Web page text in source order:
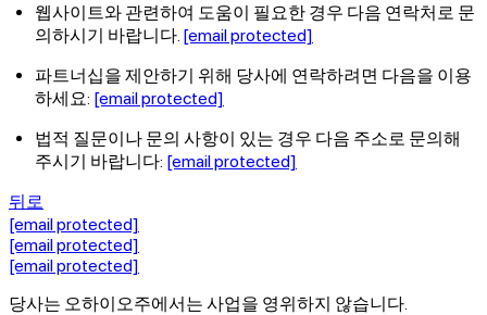
웹사이트와 관련하여 도움이 필요한 경우 다음 연락처로 문
의하시기 바랍니다. [email protected]
파트너십을 제안하기 위해 당사에 연락하려면 다음을 이용
하세요: [email protected]
법적 질문이나 문의 사항이 있는 경우 다음 주소로 문의해
주시기 바랍니다: [email protected]
뒤로
[email protected]
[email protected]
[email protected]
당사는 오하이오주에서는 사업을 영위하지 않습니다.